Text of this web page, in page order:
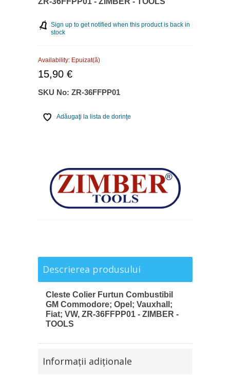
Sign up to get notified when this product is back in
stock
Availability: Epuizat(ă)
15,90 €
SKU No: ZR-36FFPP01
Adăugaţi la lista de dorinţe
Descrierea produsului
Cleste Colier Furtun Combustibil
GM Commodore; Opel; Vauxhall;
Fiat; VW, ZR-36FFPP01 - ZIMBER -
TOOLS
Informaţii adiţionale